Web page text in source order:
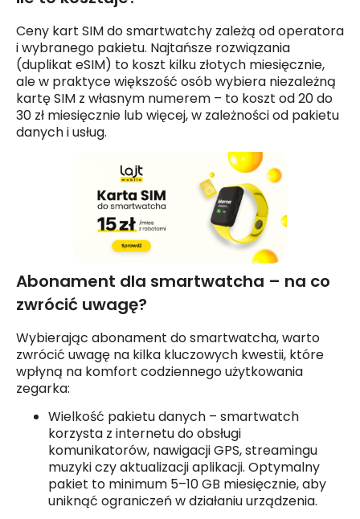
Ceny kart SIM do smartwatchy zależą od operatora
i wybranego pakietu. Najtańsze rozwiązania
(duplikat eSIM) to koszt kilku złotych miesięcznie,
ale w praktyce większość osób wybiera niezależną
kartę SIM z własnym numerem – to koszt od 20 do
30 zł miesięcznie lub więcej, w zależności od pakietu
danych i usług.
Abonament dla smartwatcha – na co
zwrócić uwagę?
Wybierając abonament do smartwatcha, warto
zwrócić uwagę na kilka kluczowych kwestii, które
wpłyną na komfort codziennego użytkowania
zegarka:
Wielkość pakietu danych – smartwatch
korzysta z internetu do obsługi
komunikatorów, nawigacji GPS, streamingu
muzyki czy aktualizacji aplikacji. Optymalny
pakiet to minimum 5–10 GB miesięcznie, aby
uniknąć ograniczeń w działaniu urządzenia.